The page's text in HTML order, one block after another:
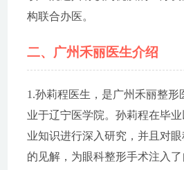
构联合办医。
二、广州禾丽医生介绍
1.孙莉程医生，是广州禾丽整形
业于辽宁医学院。孙莉程在毕
业知识进行深入研究，并且对
的见解，为眼科整形手术注入